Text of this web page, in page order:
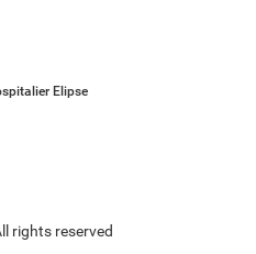
Elipse
rights reserved